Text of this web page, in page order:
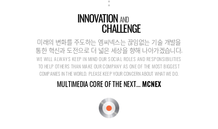
INNOVATIONAND
CHALLENGE
미래의 변화를 주도하는 엠씨넥스는 끊임없는 기술 개발을
통한 혁신과 도전으로 더 넓은 세상을 향해 나아가겠습니다.
WE WILL ALWAYS KEEP IN MIND OUR SOCIAL ROLES AND RESPONSIBILITIES
TO HELP OTHERS THAN MAKE OUR COMPANY AS ONE OF THE MOST BIGGEST
COMPANIES IN THE WORLD. PLEASE KEEP YOUR CONCERN ABOUT WHAT WE DO.
MULTIMEDIA CORE OF THE NEXT...MCNEX